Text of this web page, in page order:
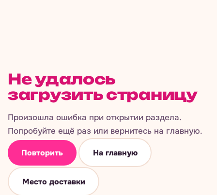
Не удалось
загрузить страницу
Произошла ошибка при открытии раздела.
Попробуйте ещё раз или вернитесь на главную.
Повторить На главную
Место доставки